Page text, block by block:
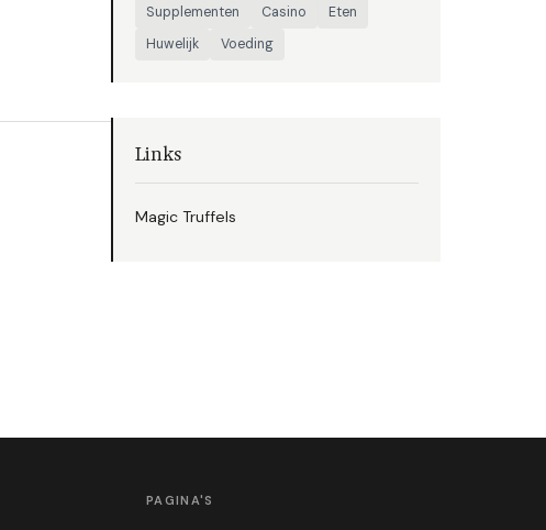
Supplementen
Casino
Eten
Huwelijk
Voeding
Links
Magic Truffels
PAGINA'S